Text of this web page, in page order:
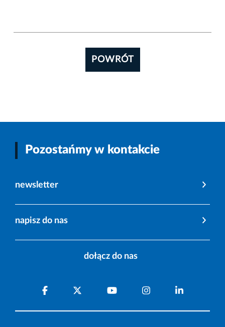
POWRÓT
Pozostańmy w kontakcie
newsletter
napisz do nas
dołącz do nas